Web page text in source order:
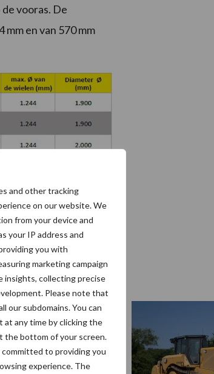
and other tracking
on our website. We
from your device and
your IP address and
you with
marketing campaign
insights, collecting precise
Please note that
our subdomains. You can
at any time by clicking the
the bottom of your screen.
to providing you
experience. The
vooras. De
en van 570 mm